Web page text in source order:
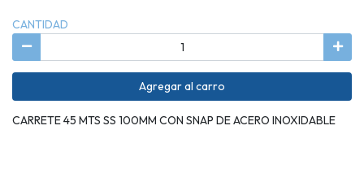
CANTIDAD
Agregar al carro
CARRETE 45 MTS SS 100MM CON SNAP DE ACERO INOXIDABLE